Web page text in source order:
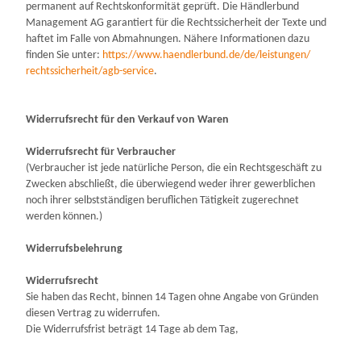
permanent auf Rechtskonformität geprüft. Die Händlerbund
Management AG garantiert für die Rechtssicherheit der Texte und
haftet im Falle von Abmahnungen. Nähere Informationen dazu
finden Sie unter: https://www.haendlerbund.de/de/leistungen/
rechtssicherheit/agb-service.
Widerrufsrecht für den Verkauf von Waren
Widerrufsrecht für Verbraucher
(Verbraucher ist jede natürliche Person, die ein Rechtsgeschäft zu
Zwecken abschließt, die überwiegend weder ihrer gewerblichen
noch ihrer selbstständigen beruflichen Tätigkeit zugerechnet
werden können.)
Widerrufsbelehrung
Widerrufsrecht
Sie haben das Recht, binnen 14 Tagen ohne Angabe von Gründen
diesen Vertrag zu widerrufen.
Die Widerrufsfrist beträgt 14 Tage ab dem Tag,